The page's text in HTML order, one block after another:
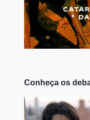
Conheça os